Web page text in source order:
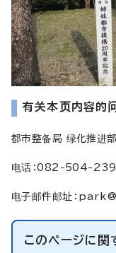
有关本页内容的
都市整备局 绿化推进
电话：082-504-
电子邮件邮址 ：
このページに関